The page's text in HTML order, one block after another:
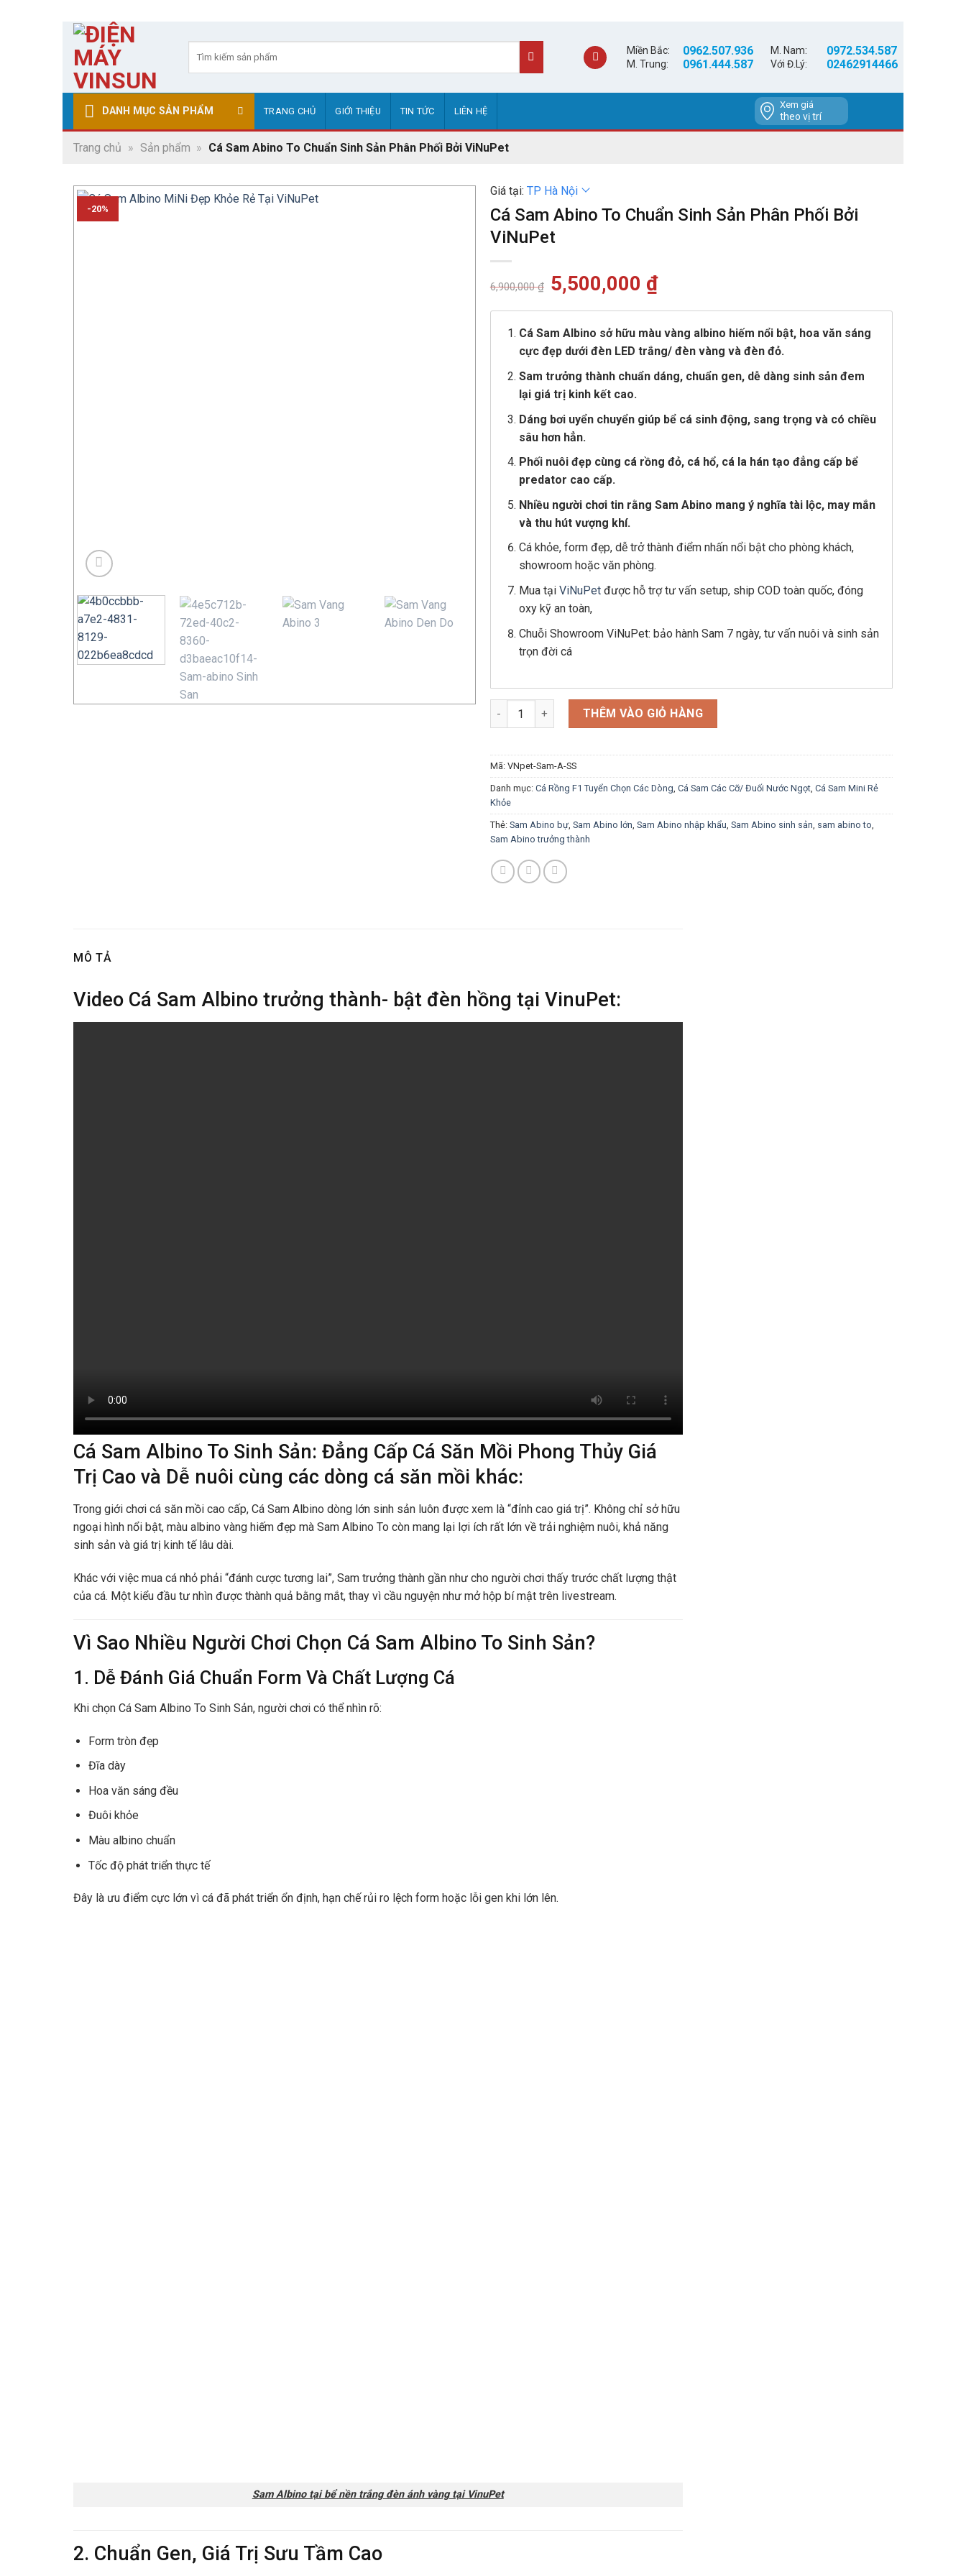
Skip
content
kiếm:
Miền Bắc: 0962.507.936 M. Nam: 0972.534.587
M. Trung: 0961.444.587 Với Đ.Lý: 02462914466
DANH MỤC SẢN PHẨM TRANG CHỦ GIỚI THIỆU TIN TỨC LIÊN HỆ
Xem giá
theo vị trí
Trang chủ » Sản phẩm » Cá Sam Abino To Chuẩn Sinh Sản Phân Phối Bởi ViNuPet
-20%
Giá tại: TP Hà Nội
Cá Sam Abino To Chuẩn Sinh Sản Phân Phối Bởi
ViNuPet
6,900,000₫
Giá
gốc
5,500,000 ₫Giá
5,500,000 ₫.
Cá Sam Albino sở hữu màu vàng albino hiếm nổi bật, hoa văn sáng
cực đẹp dưới đèn LED trắng/ đèn vàng và đèn đỏ.
Sam trưởng thành chuẩn dáng, chuẩn gen, dễ dàng sinh sản đem
lại giá trị kinh kết cao.
Dáng bơi uyển chuyển giúp bể cá sinh động, sang trọng và có chiều
sâu hơn hẳn.
Phối nuôi đẹp cùng cá rồng đỏ, cá hổ, cá la hán tạo đẳng cấp bể
predator cao cấp.
Nhiều người chơi tin rằng Sam Abino mang ý nghĩa tài lộc, may mắn
và thu hút vượng khí.
Cá khỏe, form đẹp, dễ trở thành điểm nhấn nổi bật cho phòng khách,
showroom hoặc văn phòng.
Mua tại ViNuPetđược hỗ trợ tư vấn setup, ship COD toàn quốc, đóng
oxy kỹ an toàn,
Chuỗi Showroom ViNuPet: bảo hành Sam 7 ngày, tư vấn nuôi và sinh sản
trọn đời cá
Cá Sam Abino To Chuẩn Sinh Sản Phân Phối Bởi ViNuPet số lượng
THÊM VÀO GIỎ HÀNG
Mã: VNpet-Sam-A-SS
Danh mục: Cá Rồng F1 Tuyển Chọn Các Dòng, Cá Sam Các Cỡ/ Đuối Nước Ngọt, Cá Sam Mini Rẻ
Khỏe
Thẻ: Sam Abino bự, Sam Abino lớn, Sam Abino nhập khẩu, Sam Abino sinh sản, sam abino to,
Sam Abino trưởng thành
MÔ TẢ
Video Cá Sam Albino trưởng thành- bật đèn hồng tại VinuPet:
Cá Sam Albino To Sinh Sản: Đẳng Cấp Cá Săn Mồi Phong Thủy Giá
Trị Cao và Dễ nuôi cùng các dòng cá săn mồi khác:
Trong giới chơi cá săn mồi cao cấp, Cá Sam Albino dòng lớn sinh sản luôn được xem là “đỉnh cao giá trị”. Không chỉ sở hữu
ngoại hình nổi bật, màu albino vàng hiếm đẹp mà Sam Albino To còn mang lại lợi ích rất lớn về trải nghiệm nuôi, khả năng
sinh sản và giá trị kinh tế lâu dài.
Khác với việc mua cá nhỏ phải “đánh cược tương lai”, Sam trưởng thành gần như cho người chơi thấy trước chất lượng thật
của cá. Một kiểu đầu tư nhìn được thành quả bằng mắt, thay vì cầu nguyện như mở hộp bí mật trên livestream.
Vì Sao Nhiều Người Chơi Chọn Cá Sam Albino To Sinh Sản?
1. Dễ Đánh Giá Chuẩn Form Và Chất Lượng Cá
Khi chọn Cá Sam Albino To Sinh Sản, người chơi có thể nhìn rõ:
Form tròn đẹp
Đĩa dày
Hoa văn sáng đều
Đuôi khỏe
Màu albino chuẩn
Tốc độ phát triển thực tế
Đây là ưu điểm cực lớn vì cá đã phát triển ổn định, hạn chế rủi ro lệch form hoặc lỗi gen khi lớn lên.
Sam Albino tại bể nền trắng đèn ánh vàng tại VinuPet
2. Chuẩn Gen, Giá Trị Sưu Tầm Cao